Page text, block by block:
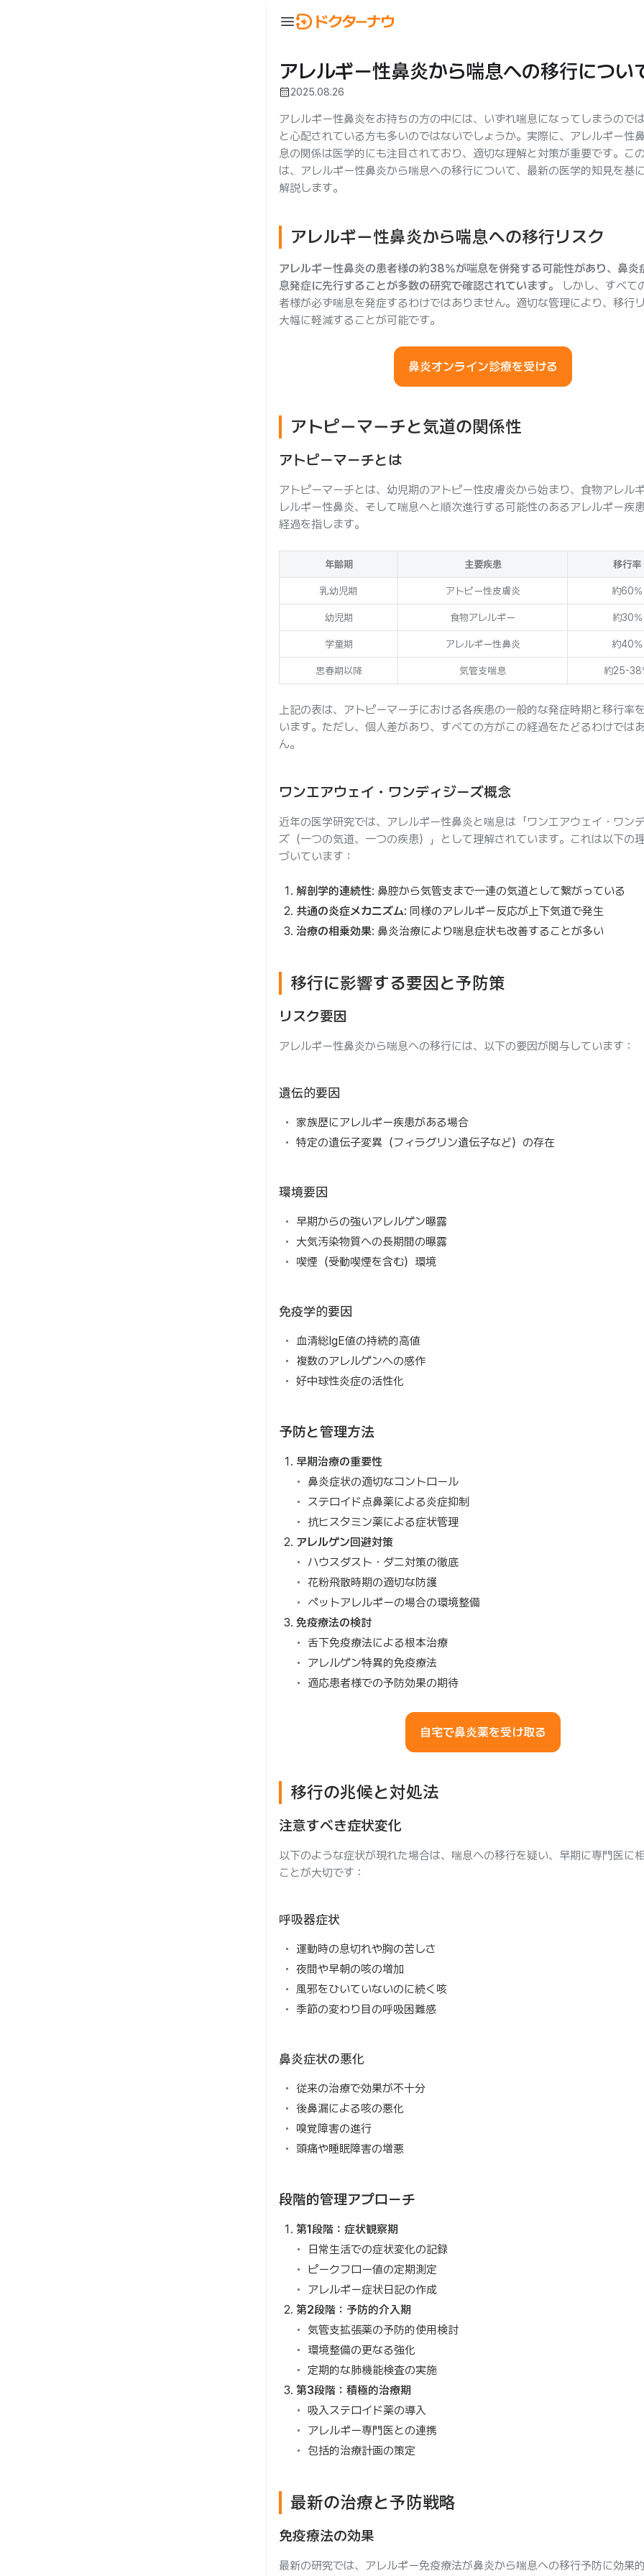
menu
アレルギー性鼻炎から喘息への移行につい
calendar_month2025.08.26
アレルギー性鼻炎をお持ちの方の中には、いずれ喘息になってしまうので
と心配されている方も多いのではないでしょうか。実際に、アレルギー性
息の関係は医学的にも注目されており、適切な理解と対策が重要です。こ
は、アレルギー性鼻炎から喘息への移行について、最新の医学的知見を基
解説します。
アレルギー性鼻炎から喘息への移行リスク
アレルギー性鼻炎の患者様の約38%が喘息を併発する可能性があり、鼻炎
息発症に先行することが多数の研究で確認されています。
しかし、すべて
者様が必ず喘息を発症するわけではありません。適切な管理により、移行
大幅に軽減することが可能です。
鼻炎オンライン診療を受ける
アトピーマーチと気道の関係性
アトピーマーチとは
アトピーマーチとは、幼児期のアトピー性皮膚炎から始まり、食物アレル
レルギー性鼻炎、そして喘息へと順次進行する可能性のあるアレルギー疾
経過を指します。
年齢期 主要疾患 移行率
乳幼児期 アトピー性皮膚炎 約60%
幼児期 食物アレルギー 約30%
学童期 アレルギー性鼻炎 約40%
思春期以降 気管支喘息 約25-
上記の表は、アトピーマーチにおける各疾患の一般的な発症時期と移行率
います。ただし、個人差があり、すべての方がこの経過をたどるわけでは
ん。
ワンエアウェイ・ワンディジーズ概念
近年の医学研究では、アレルギー性鼻炎と喘息は「ワンエアウェイ・ワン
ズ（一つの気道、一つの疾患）」として理解されています。これは以下の
づいています：
解剖学的連続性: 鼻腔から気管支まで一連の気道として繋がっている
共通の炎症メカニズム: 同様のアレルギー反応が上下気道で発生
治療の相乗効果: 鼻炎治療により喘息症状も改善することが多い
移行に影響する要因と予防策
リスク要因
アレルギー性鼻炎から喘息への移行には、以下の要因が関与しています：
遺伝的要因
家族歴にアレルギー疾患がある場合
特定の遺伝子変異（フィラグリン遺伝子など）の存在
環境要因
早期からの強いアレルゲン曝露
大気汚染物質への長期間の曝露
喫煙（受動喫煙を含む）環境
免疫学的要因
血清総IgE値の持続的高値
複数のアレルゲンへの感作
好中球性炎症の活性化
予防と管理方法
早期治療の重要性
鼻炎症状の適切なコントロール
ステロイド点鼻薬による炎症抑制
抗ヒスタミン薬による症状管理
アレルゲン回避対策
ハウスダスト・ダニ対策の徹底
花粉飛散時期の適切な防護
ペットアレルギーの場合の環境整備
免疫療法の検討
舌下免疫療法による根本治療
アレルゲン特異的免疫療法
適応患者様での予防効果の期待
自宅で鼻炎薬を受け取る
移行の兆候と対処法
注意すべき症状変化
以下のような症状が現れた場合は、喘息への移行を疑い、早期に専門医に
ことが大切です：
呼吸器症状
運動時の息切れや胸の苦しさ
夜間や早朝の咳の増加
風邪をひいていないのに続く咳
季節の変わり目の呼吸困難感
鼻炎症状の悪化
従来の治療で効果が不十分
後鼻漏による咳の悪化
嗅覚障害の進行
頭痛や睡眠障害の増悪
段階的管理アプローチ
第1段階：症状観察期
日常生活での症状変化の記録
ピークフロー値の定期測定
アレルギー症状日記の作成
第2段階：予防的介入期
気管支拡張薬の予防的使用検討
環境整備の更なる強化
定期的な肺機能検査の実施
第3段階：積極的治療期
吸入ステロイド薬の導入
アレルギー専門医との連携
包括的治療計画の策定
最新の治療と予防戦略
免疫療法の効果
最新の研究では、アレルギー免疫療法が鼻炎から喘息への移行予防に効果